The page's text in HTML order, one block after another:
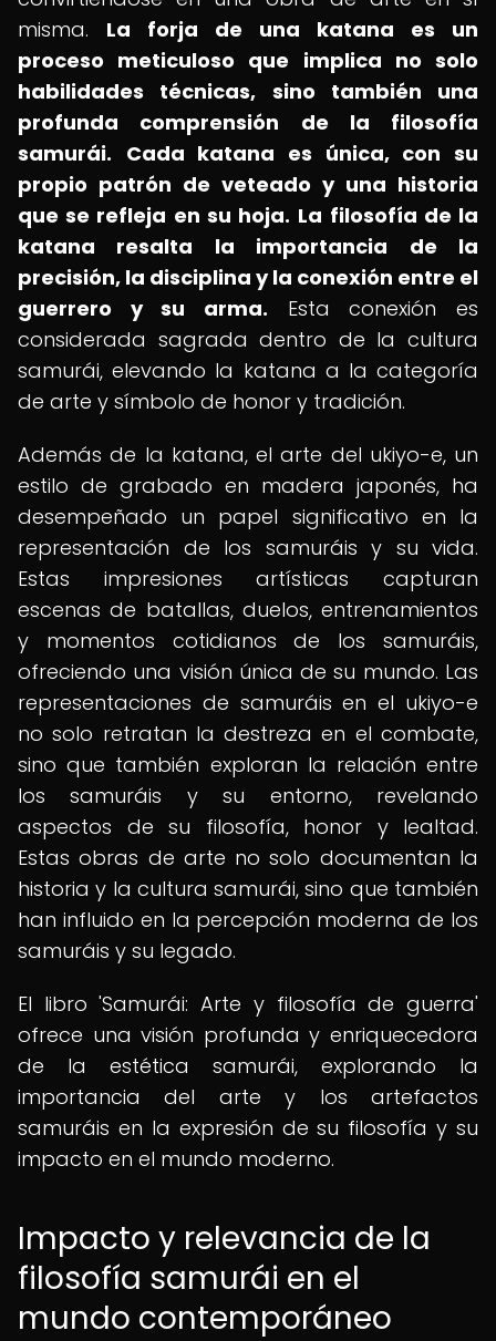
misma. La forja de una katana es un
proceso meticuloso que implica no solo
habilidades técnicas, sino también una
profunda comprensión de la filosofía
samurái. Cada katana es única, con su
propio patrón de veteado y una historia
que se refleja en su hoja. La filosofía de la
katana resalta la importancia de la
precisión, la disciplina y la conexión entre el
guerrero y su arma. Esta conexión es
considerada sagrada dentro de la cultura
samurái, elevando la katana a la categoría
de arte y símbolo de honor y tradición.
Además de la katana, el arte del ukiyo-e, un
estilo de grabado en madera japonés, ha
desempeñado un papel significativo en la
representación de los samuráis y su vida.
Estas impresiones artísticas capturan
escenas de batallas, duelos, entrenamientos
y momentos cotidianos de los samuráis,
ofreciendo una visión única de su mundo. Las
representaciones de samuráis en el ukiyo-e
no solo retratan la destreza en el combate,
sino que también exploran la relación entre
los samuráis y su entorno, revelando
aspectos de su filosofía, honor y lealtad.
Estas obras de arte no solo documentan la
historia y la cultura samurái, sino que también
han influido en la percepción moderna de los
samuráis y su legado.
El libro 'Samurái: Arte y filosofía de guerra'
ofrece una visión profunda y enriquecedora
de la estética samurái, explorando la
importancia del arte y los artefactos
samuráis en la expresión de su filosofía y su
impacto en el mundo moderno.
Impacto y relevancia de la
filosofía samurái en el
mundo contemporáneo